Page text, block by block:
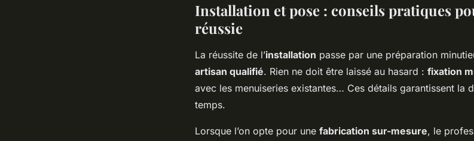
Installation et pose : conseils pratiques
réussie
La réussite de l’installation passe par une préparation
artisan qualifié. Rien ne doit être laissé au hasard : fixation
avec les menuiseries existantes… Ces détails garantissent la
temps.
Lorsque l’on opte pour une fabrication sur-mesure, le